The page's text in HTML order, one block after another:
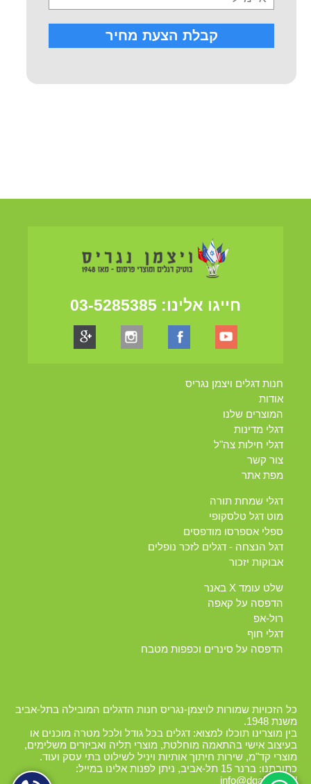
חייגו אלינו: 03-5285385
חנות דגלים ויצמן נגריס
אודות
המוצרים שלנו
דגלי מדינות
דגלי חילות צה"ל
צור קשר
מפת אתר
דגלי שמחת תורה
מוט דגל טלסקופי
ספלי אספרסו מודפסים
דגל הנצחה - דגלים לזכר נופלים
אבוקות יזכור
שלט עומד X באנר
הדפסה על קאפה
רול-אפ
דגלי חוף
הדפסה על סינרים וכפפות מטבח
כל הזכויות שמורות לויצמן-נגריס חנות הדגלים המובילה בתל-אביב
משנת 1948.
בין מוצרינו תוכלו למצוא: דגלים בכל גודל ולכל מטרה מוכנים או
בעיצוב אישי בהתאמה מוחלטת, מוצרי תליה ואביזרים משלימים,
מוצרי קד"מ, שירות חיתוך אותיות ויניל לשילוט בתי עסק ועוד.
כתובתנו: ברנר 15 תל-אביב, ניתן לפנות אלינו במייל:
info@dgalim.co.il